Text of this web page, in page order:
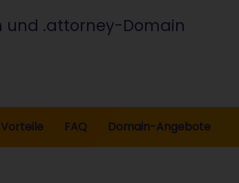
und .attorney-Domain
Vorteile FAQ Domain-Angebote